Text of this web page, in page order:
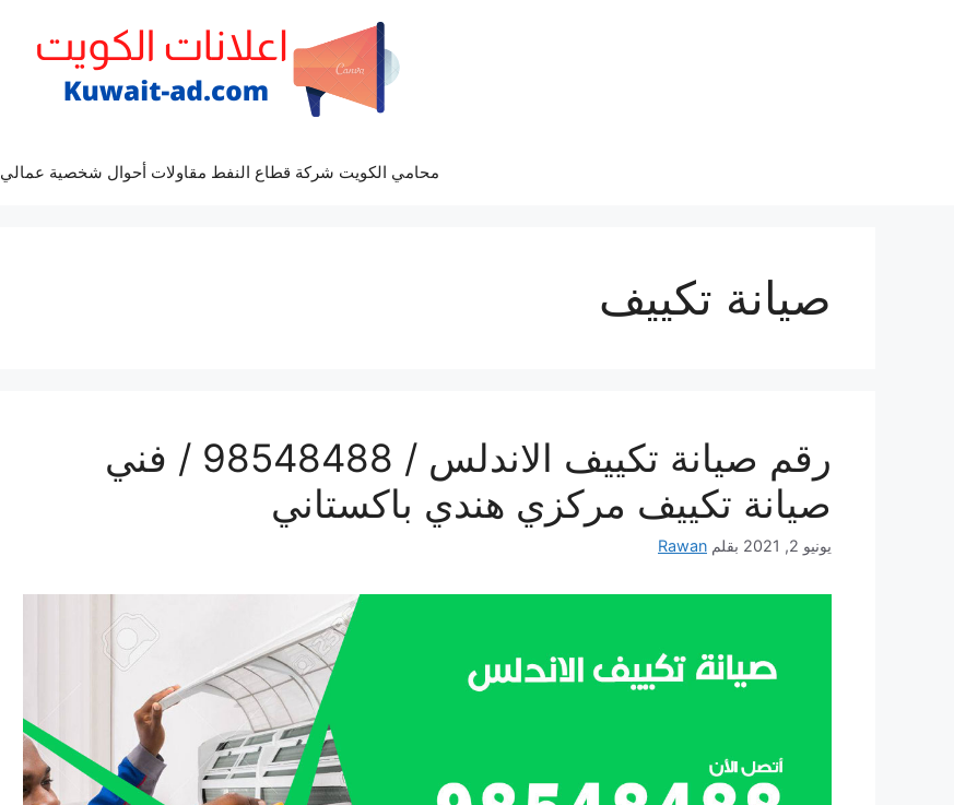
محامي الكويت شركة قطاع النفط مقاولات أحوال شخصية عمالي
صيانة تكييف
رقم صيانة تكييف الاندلس / 98548488 / فني
صيانة تكييف مركزي هندي باكستاني
يونيو 2, 2021 بقلم Rawan